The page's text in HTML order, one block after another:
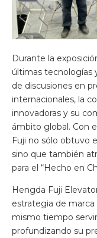
Durante la
últimas tecnologías
de discusiones en
internacionales, la
innovadoras y su
ámbito global. Con
Fuji no sólo obtuvo
sino que también
para el “Hecho en
Hengda Fuji
estrategia de marca
mismo tiempo
profundizando su